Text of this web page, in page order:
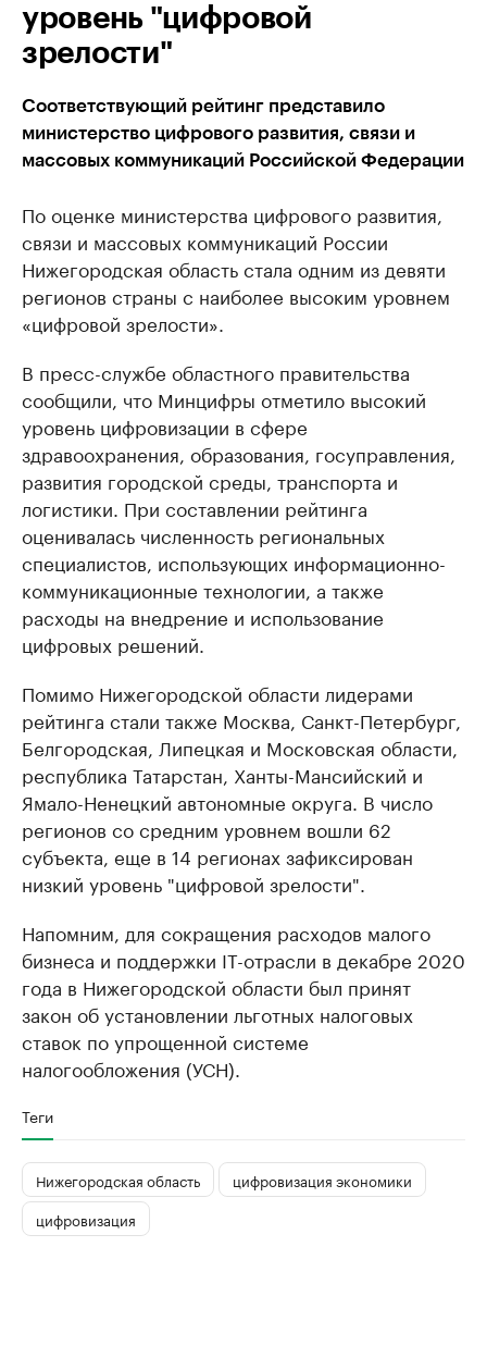
уровень "цифровой
зрелости"
Соответствующий рейтинг представило
министерство цифрового развития, связи и
массовых коммуникаций Российской Федерации
По оценке министерства цифрового развития,
связи и массовых коммуникаций России
Нижегородская область стала одним из девяти
регионов страны с наиболее высоким уровнем
«цифровой зрелости».
В пресс-службе областного правительства
сообщили, что Минцифры отметило высокий
уровень цифровизации в сфере
здравоохранения, образования, госуправления,
развития городской среды, транспорта и
логистики. При составлении рейтинга
оценивалась численность региональных
специалистов, использующих информационно-
коммуникационные технологии, а также
расходы на внедрение и использование
цифровых решений.
Помимо Нижегородской области лидерами
рейтинга стали также Москва, Санкт-Петербург,
Белгородская, Липецкая и Московская области,
республика Татарстан, Ханты-Мансийский и
Ямало-Ненецкий автономные округа. В число
регионов со средним уровнем вошли 62
субъекта, еще в 14 регионах зафиксирован
низкий уровень "цифровой зрелости".
Напомним, для сокращения расходов малого
бизнеса и поддержки IT-отрасли в декабре 2020
года в Нижегородской области был принят
закон об установлении льготных налоговых
ставок по упрощенной системе
налогообложения (УСН).
Теги
Нижегородская область
цифровизация экономики
цифровизация